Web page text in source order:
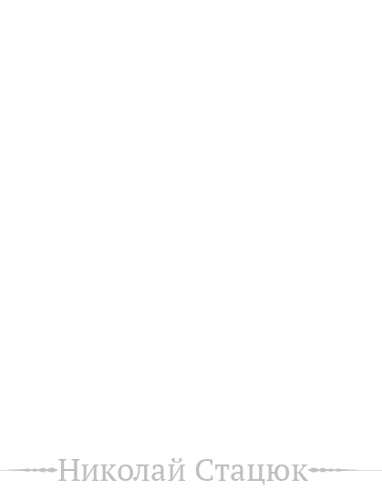
Николай Стацюк